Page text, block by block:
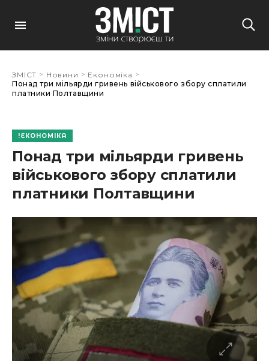
ЗМІСТ > Новини > Економіка >
Понад три мільярди гривень військового збору сплатили
платники Полтавщини
ЕКОНОМІКА
Понад три мільярди гривень
військового збору сплатили
платники Полтавщини